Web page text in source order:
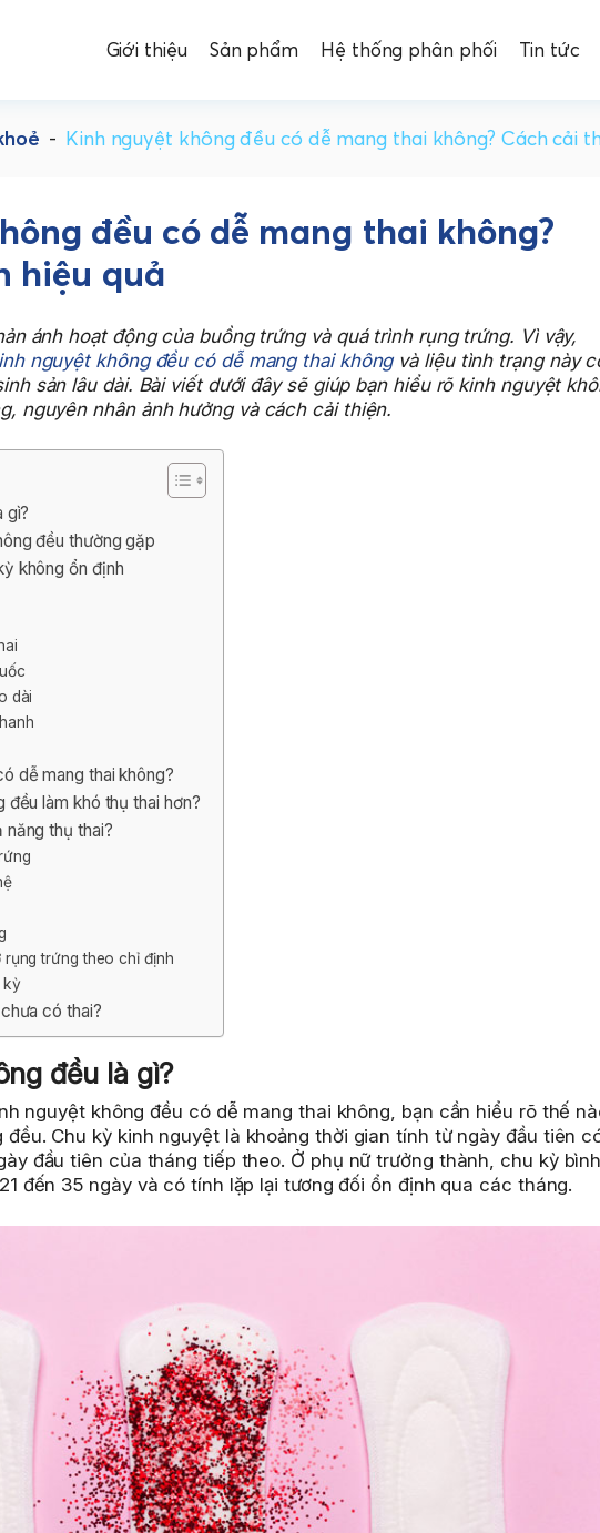
Giới thiệu Sản phẩm Hệ thống phân phối Tin tức
- Kinh nguyệt không đều có dễ mang thai không? Cách cải
đều có dễ mang thai không?
hiệu quả
ánh hoạt động của buồng trứng và quá trình rụng trứng. Vì vậy,
nguyệt không đều có dễ mang thai khôngvà liệu tình trạng này
sản lâu dài. Bài viết dưới đây sẽ giúp bạn hiểu rõ kinh nguyệt
nguyên nhân ảnh hưởng và cách cải thiện.
gì?
đều thường gặp
không ổn định
dài
dễ mang thai không?
làm khó thụ thai hơn?
năng thụ thai?
trứng theo chỉ định
kỳ
có thai?
đều là gì?
nguyệt không đều có dễ mang thai không, bạn cần hiểu rõ thế
Chu kỳ kinh nguyệt là khoảng thời gian tính từ ngày đầu tiên
đầu tiên của tháng tiếp theo. Ở phụ nữ trưởng thành, chu kỳ bình
đến 35 ngày và có tính lặp lại tương đối ổn định qua các tháng.